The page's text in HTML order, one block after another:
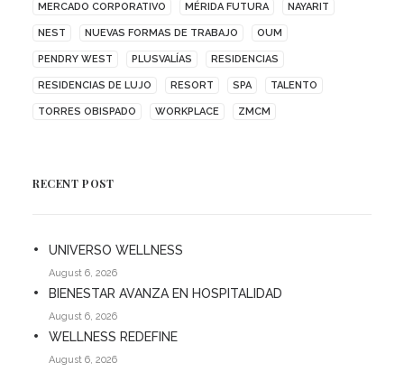
MERCADO CORPORATIVO MÉRIDA FUTURA NAYARIT
NEST NUEVAS FORMAS DE TRABAJO OUM
PENDRY WEST PLUSVALÍAS RESIDENCIAS
RESIDENCIAS DE LUJO RESORT SPA TALENTO
TORRES OBISPADO WORKPLACE ZMCM
RECENT POST
UNIVERSO WELLNESS
August 6, 2026
BIENESTAR AVANZA EN HOSPITALIDAD
August 6, 2026
WELLNESS REDEFINE
August 6, 2026